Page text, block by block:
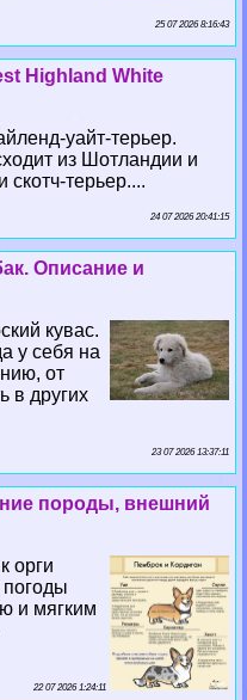
25 07 2026 8:16:43
Highland White
уайт-терьер.
из Шотландии и
скотч-терьер....
24 07 2026 20:41:15
Описание и
кувас.
у себя на
от
в других
23 07 2026 13:37:11
породы, внешний
opги
и мягким
22 07 2026 1:24:11